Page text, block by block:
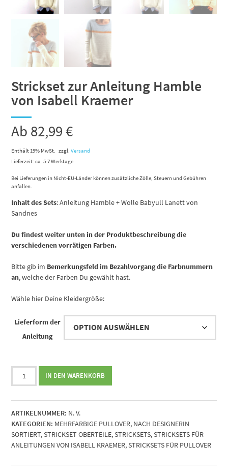
Strickset zur Anleitung Hamble
von Isabell Kraemer
Ab 82,99€
Enthält 19% MwSt. zzgl.Versand
Lieferzeit: ca. 5-7 Werktage
Bei Lieferungen in Nicht-EU-Länder können zusätzliche Zölle, Steuern und Gebühren
anfallen.
Inhalt des Sets: Anleitung Hamble + Wolle Babyull Lanett von
Sandnes
Du findest weiter unten in der Produktbeschreibung die
verschiedenen vorrätigen Farben.
Bitte gib im Bemerkungsfeld im Bezahlvorgang die Farbnummern
an, welche der Farben Du gewählt hast.
Wähle hier Deine Kleidergröße:
Lieferform der
Anleitung
Strickset
Hamble
von
Isabell
Kraemer
Menge
IN DEN WARENKORB
ARTIKELNUMMER: N. V.
KATEGORIEN: MEHRFARBIGE PULLOVER, NACH DESIGNERIN
SORTIERT,STRICKSET OBERTEILE,STRICKSETS,STRICKSETS FÜR
ANLEITUNGEN VON ISABELL KRAEMER,STRICKSETS FÜR PULLOVER